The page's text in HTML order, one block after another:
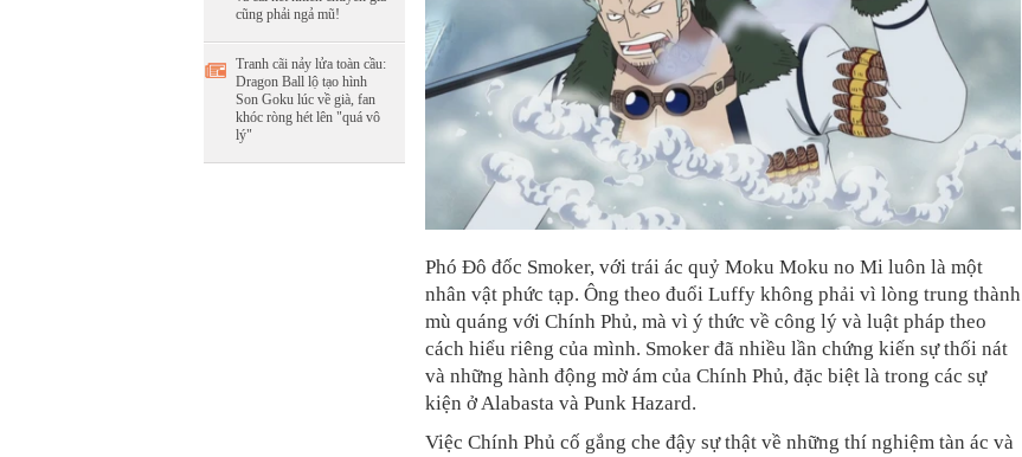
cũng phải ngả mũ!
Tranh cãi nảy lửa toàn cầu:
Dragon Ball lộ tạo hình
Son Goku lúc về già, fan
khóc ròng hét lên "quá vô
lý"
Phó Đô đốc Smoker, với trái ác quỷ Moku Moku no Mi luôn là một
nhân vật phức tạp. Ông theo đuổi Luffy không phải vì lòng trung thành
mù quáng với Chính Phủ, mà vì ý thức về công lý và luật pháp theo
cách hiểu riêng của mình. Smoker đã nhiều lần chứng kiến sự thối nát
và những hành động mờ ám của Chính Phủ, đặc biệt là trong các sự
kiện ở Alabasta và Punk Hazard.
Việc Chính Phủ cố gắng che đậy sự thật về những thí nghiệm tàn ác và